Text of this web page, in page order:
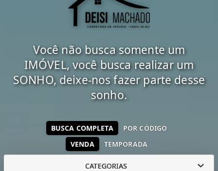
Você não busca somente um
IMÓVEL, você busca realizar um
SONHO, deixe-nos fazer parte desse
sonho.
VENDA TEMPORADA
BUSCA COMPLETA POR CÓDIGO
CATEGORIAS